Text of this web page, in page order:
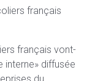
français vont-
interne» diffusée